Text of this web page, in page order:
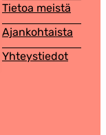
Tietoa meistä
Ajankohtaista
Yhteystiedot